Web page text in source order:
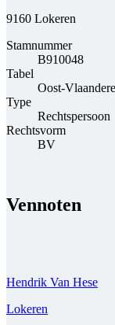
9160 Lokeren
Stamnummer
B910048
Tabel
Oost-
Type
Rechtspersoon
Rechtsvorm
BV
Vennoten
Hendrik Van Hese
Lokeren